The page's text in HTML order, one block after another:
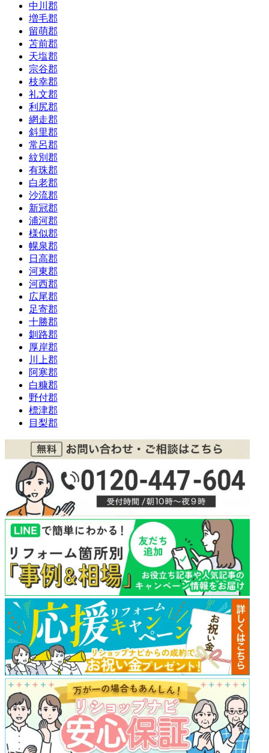
中川郡
増毛郡
留萌郡
苫前郡
天塩郡
宗谷郡
枝幸郡
礼文郡
利尻郡
網走郡
斜里郡
常呂郡
紋別郡
有珠郡
白老郡
沙流郡
新冠郡
浦河郡
様似郡
幌泉郡
日高郡
河東郡
河西郡
広尾郡
足寄郡
十勝郡
釧路郡
厚岸郡
川上郡
阿寒郡
白糠郡
野付郡
標津郡
目梨郡